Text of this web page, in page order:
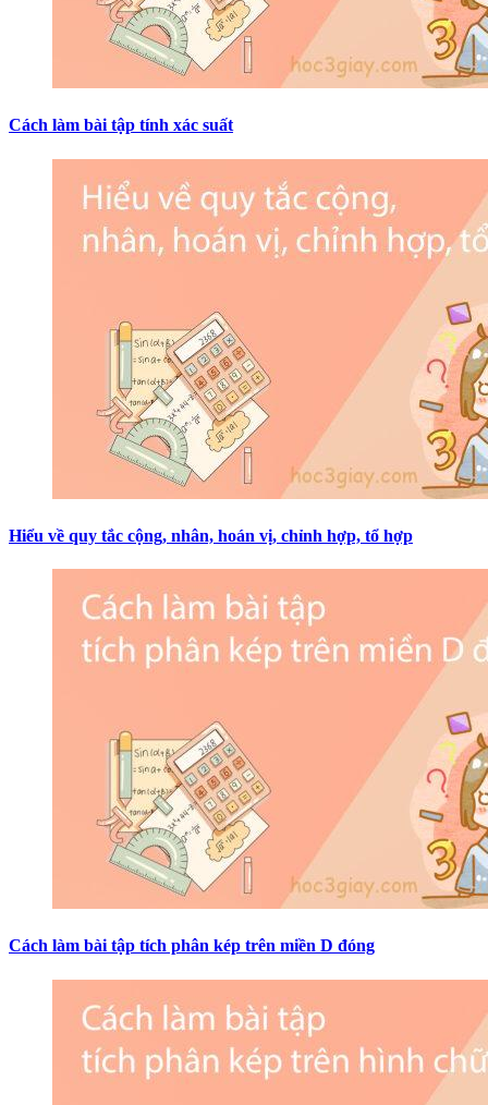
Cách làm bài tập tính xác suất
Hiểu về quy tắc cộng, nhân, hoán vị, chỉnh hợp, tổ hợp
Cách làm bài tập tích phân kép trên miền D đóng